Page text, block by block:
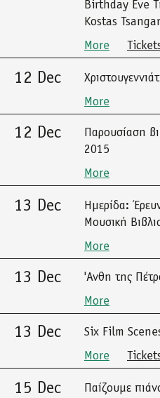
Birthday Eve
Kostas
More
12 Dec
More
12 Dec
Παρουσίαση
2015
More
13 Dec
Ημερίδα:
Μουσική
More
13 Dec
'Ανθη της
More
13 Dec
Six Film
More
15 Dec
Παίζουμε